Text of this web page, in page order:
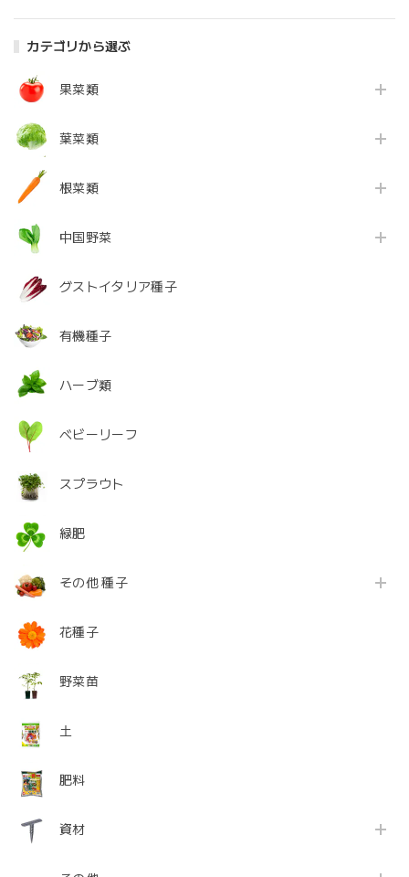
カテゴリから選ぶ
果菜類
葉菜類
根菜類
中国野菜
グストイタリア種子
有機種子
ハーブ類
ベビーリーフ
スプラウト
緑肥
その他 種子
花種子
野菜苗
土
肥料
資材